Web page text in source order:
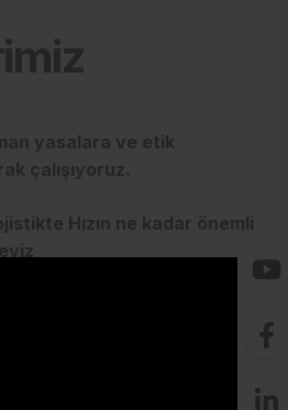
yasalara ve etik
çalışıyoruz.
Hızın ne kadar önemli
her aşamada detaylı
ihtiyaçlarını